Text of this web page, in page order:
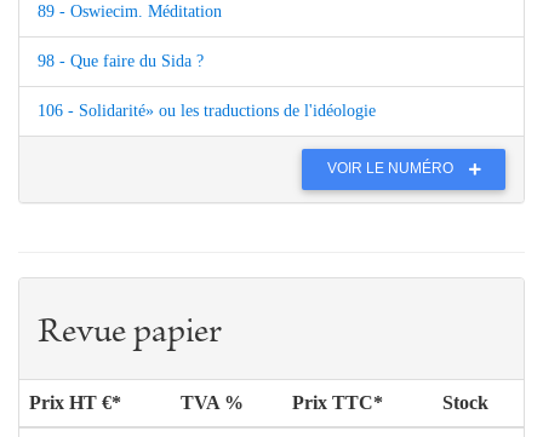
89 - Oswiecim. Méditation
98 - Que faire du Sida ?
106 - Solidarité» ou les traductions de l'idéologie
VOIR LE NUMÉRO
Revue papier
Prix HT €* TVA % Prix TTC* Stock